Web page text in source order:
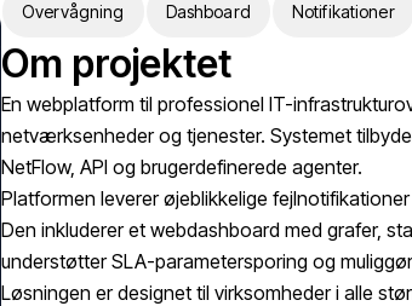
Overvågning Dashboard Notifikationer
Om projektet
En webplatform til professionel IT-
netværksenheder og tjenester. Systemet
NetFlow, API og brugerdefinerede agenter.
Platformen leverer øjeblikkelige
Den inkluderer et webdashboard med grafer,
understøtter SLA-parametersporing og
Løsningen er designet til virksomheder i alle